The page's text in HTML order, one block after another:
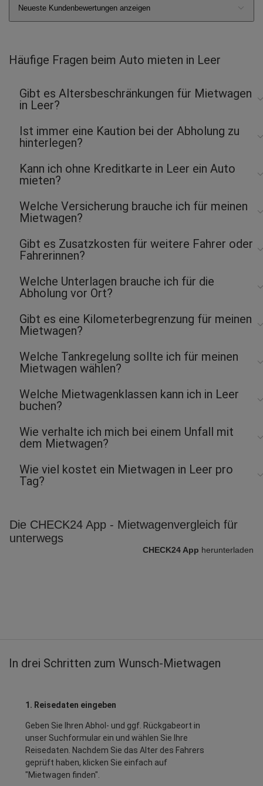
Neueste Kundenbewertungen anzeigen
Häufige Fragen beim Auto mieten in Leer
Gibt es Altersbeschränkungen für Mietwagen
in Leer?
Ist immer eine Kaution bei der Abholung zu
hinterlegen?
Kann ich ohne Kreditkarte in Leer ein Auto
mieten?
Welche Versicherung brauche ich für meinen
Mietwagen?
Gibt es Zusatzkosten für weitere Fahrer oder
Fahrerinnen?
Welche Unterlagen brauche ich für die
Abholung vor Ort?
Gibt es eine Kilometerbegrenzung für meinen
Mietwagen?
Welche Tankregelung sollte ich für meinen
Mietwagen wählen?
Welche Mietwagenklassen kann ich in Leer
buchen?
Wie verhalte ich mich bei einem Unfall mit
dem Mietwagen?
Wie viel kostet ein Mietwagen in Leer pro
Tag?
Die CHECK24 App - Mietwagenvergleich für
unterwegs
CHECK24 App herunterladen
In drei Schritten zum Wunsch-Mietwagen
1. Reisedaten eingeben
Geben Sie Ihren Abhol- und ggf. Rückgabeort in
unser Suchformular ein und wählen Sie Ihre
Reisedaten. Nachdem Sie das Alter des Fahrers
geprüft haben, klicken Sie einfach auf
"Mietwagen finden".